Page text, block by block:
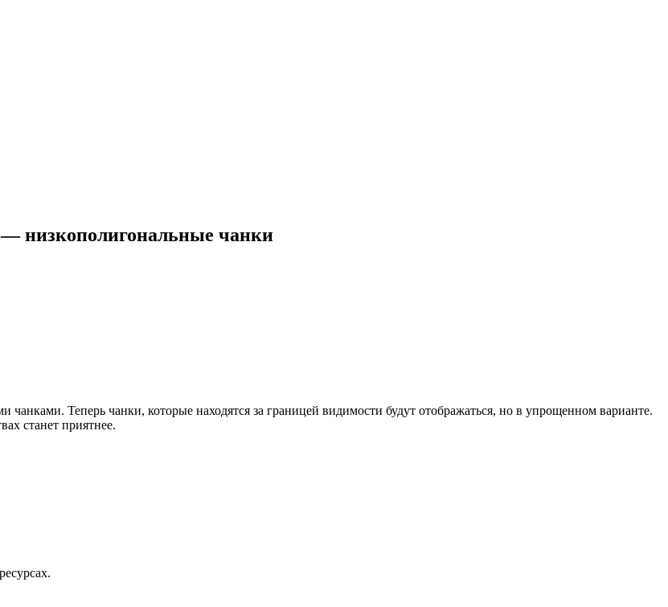
низкополигональные чанки
Теперь чанки, которые находятся за границей видимости будут отображаться, но в упрощенном варианте.
станет приятнее.